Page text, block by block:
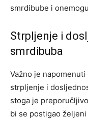
smrdibube i
Strpljenje i
smrdibuba
Važno je
strpljenje i
stoga je
bi se postigao